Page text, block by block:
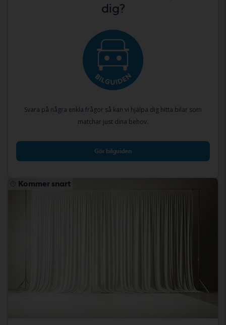
dig?
Svara på några enkla frågor så kan vi hjälpa dig hitta bilar som
matchar just dina behov.
Gör bilguiden
Kommer snart